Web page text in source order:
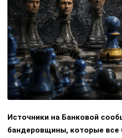
Источники на Банковой
бандеровщины, которые все